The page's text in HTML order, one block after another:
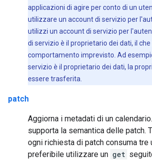
applicazioni di agire per conto di un
utilizzare un account di servizio per
utilizzi un account di servizio per
di servizio è il proprietario dei dati, il
comportamento imprevisto. Ad
servizio è il proprietario dei dati, la
essere trasferita.
patch
Aggiorna i metadati di un
supporta la semantica delle patch.
ogni richiesta di patch consuma tre
preferibile utilizzare un get